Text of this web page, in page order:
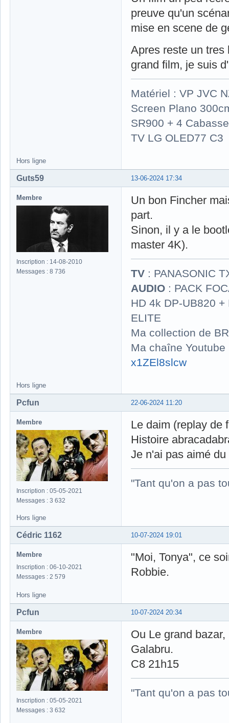
preuve qu'un
mise en scene de
Apres reste un tres
grand film, je suis
Matériel : VP JVC
Screen Plano
SR900 + 4
TV LG OLED77 C3
Hors ligne
13-06-2024 17:34
Guts59
Membre
Inscription : 14-08-2010
Messages : 8 736
Un bon Fincher
part.
Sinon, il y a le
master 4K).
TV : PANASONIC
AUDIO : PACK
HD 4k DP-UB820
ELITE
Ma collection de
Ma chaîne
x1ZEl8slcw
Hors ligne
22-06-2024 11:20
Pcfun
Membre
Inscription : 05-05-2021
Messages : 3 632
Le daim (replay de
Histoire
Je n'ai pas aimé
"Tant qu'on a pas
Hors ligne
10-07-2024 19:01
Cédric 1162
Membre
Inscription : 06-10-2021
Messages : 2 579
"Moi, Tonya", ce
Robbie.
Hors ligne
10-07-2024 20:34
Pcfun
Membre
Inscription : 05-05-2021
Messages : 3 632
Ou Le grand
Galabru.
C8 21h15
"Tant qu'on a pas